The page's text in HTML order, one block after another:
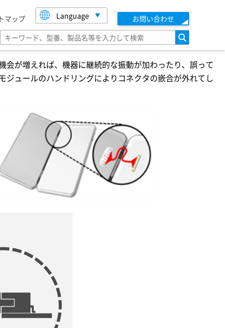
マップ Language お問い合わせ
検索
が増えれば、機器に継続的な振動が加わったり、誤って
ュールのハンドリングによりコネクタの嵌合が外れてし